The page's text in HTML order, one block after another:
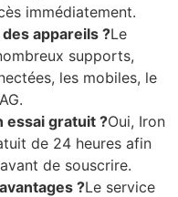
immédiatement.
appareils ?Le
supports,
les mobiles, le
essai gratuit ?Oui, Iron
de 24 heures afin
de souscrire.
?Le service